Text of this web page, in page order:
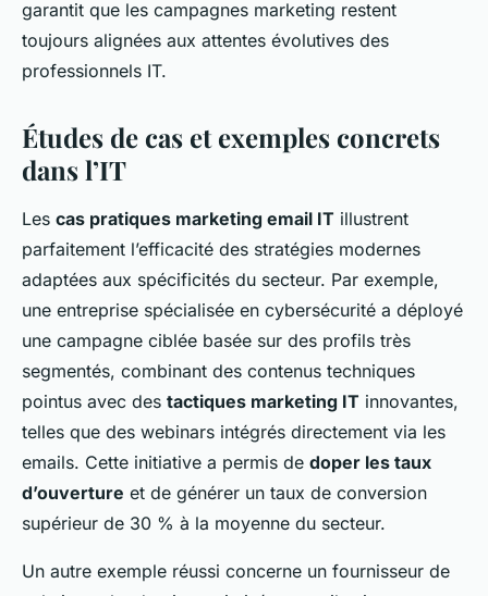
garantit que les campagnes marketing restent
toujours alignées aux attentes évolutives des
professionnels IT.
Études de cas et exemples concrets
dans l’IT
Les cas pratiques marketing email IT illustrent
parfaitement l’efficacité des stratégies modernes
adaptées aux spécificités du secteur. Par exemple,
une entreprise spécialisée en cybersécurité a déployé
une campagne ciblée basée sur des profils très
segmentés, combinant des contenus techniques
pointus avec des tactiques marketing IT innovantes,
telles que des webinars intégrés directement via les
emails. Cette initiative a permis de doper les taux
d’ouverture et de générer un taux de conversion
supérieur de 30 % à la moyenne du secteur.
Un autre exemple réussi concerne un fournisseur de